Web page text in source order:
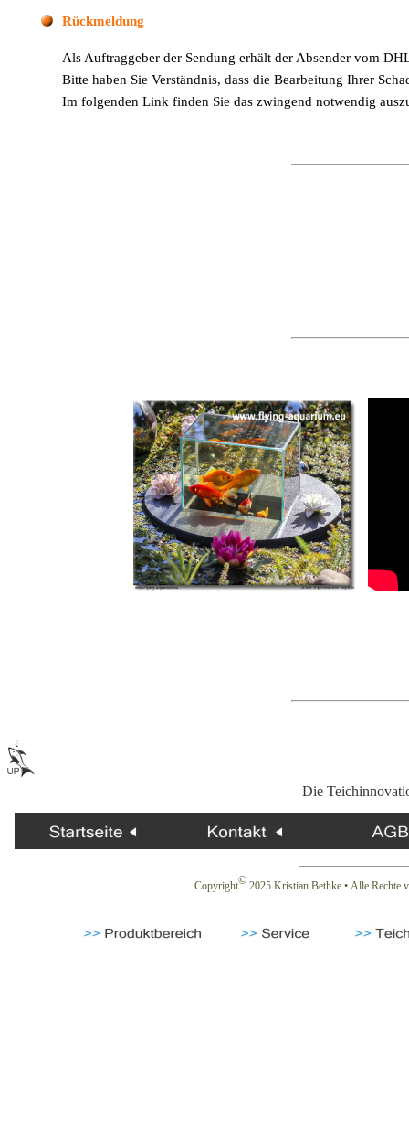
Rückmeldung
Als Auftraggeber der Sendung erhält der Absender vom
Bitte haben Sie Verständnis, dass die Bearbeitung Ihrer
Im folgenden Link finden Sie das zwingend notwendig
Die